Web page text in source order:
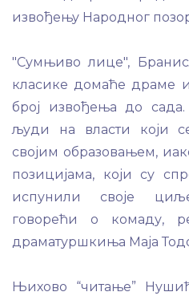
извођењу Народног
"Сумњиво лице",
класике домаће драме
број извођења до
људи на власти који
својим образовањем,
позицијама, који су
испунили своје
говорећи о комаду,
драматуршкиња Маја
Њихово “читање”